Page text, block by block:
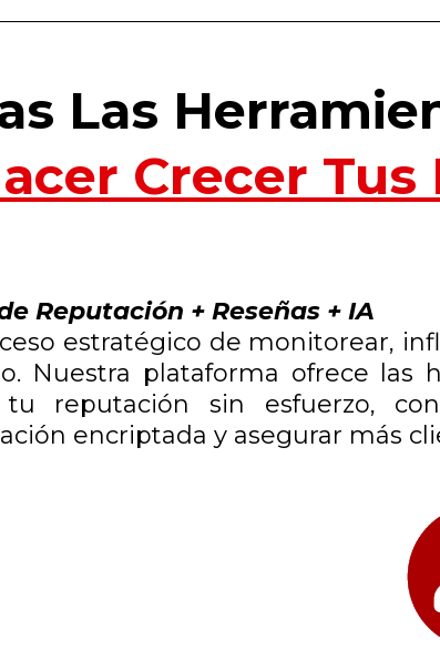
Las
Crecer Tus
Reputación + Reseñas + IA
estratégico de monitorear,
Nuestra plataforma ofrece las
tu reputación sin esfuerzo,
encriptada y asegurar más